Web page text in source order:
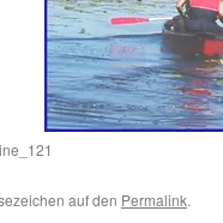
auf den Permalink.